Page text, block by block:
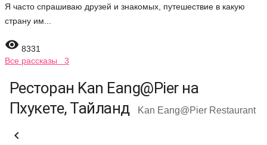
Я часто спрашиваю друзей и знакомых, путешествие в какую
страну им...
 8331
Все рассказы 3
Ресторан Kan Eang@Pier на
Пхукете, Тайланд
Kan Eang@Pier Restaurant
